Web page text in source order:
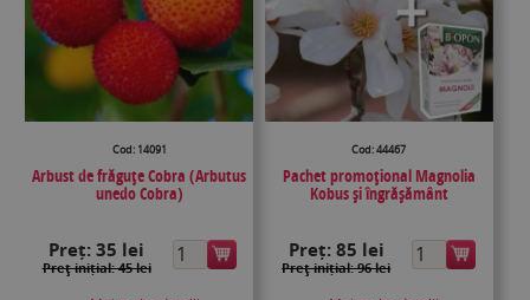
Cod: 14091
Arbust de frăguțe Cobra (Arbutus
unedo Cobra)
Preț:35 lei
Preţ inițial: 45 lei
Cod: 44467
Pachet promoțional Magnolia
Kobus și îngrășământ
Preț: 85 lei
Preţ inițial: 96 lei